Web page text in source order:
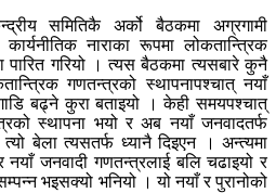
समितिकै अर्को बैठकमा अग्रगामी
नाराका रूपमा लोकतान्त्रिक
गरियो । त्यस बैठकमा त्यसबारे कुनै
गणतन्त्रको स्थापनापश्चात् नयाँ
बढ्ने कुरा बताइयो । केही समयपश्चात्
स्थापना भयो र अब नयाँ जनवादतर्फ
बेला त्यसतर्फ ध्यानै दिइएन । अन्त्यमा
नयाँ जनवादी गणतन्त्रलाई बलि चढाइयो र
भइसक्यो भनियो । यो नयाँ र पुरानोको